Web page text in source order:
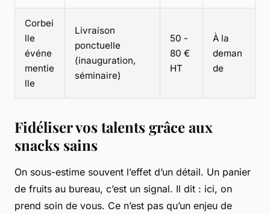
Corbei
lle
événe
mentie
lle
Livraison
ponctuelle
(inauguration,
séminaire)
50 -
80 €
HT
À la
deman
de
Fidéliser vos talents grâce aux
snacks sains
On sous-estime souvent l’effet d’un détail. Un panier
de fruits au bureau, c’est un signal. Il dit : ici, on
prend soin de vous. Ce n’est pas qu’un enjeu de